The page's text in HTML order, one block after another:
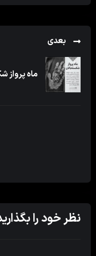
بعدی
ماه پرواز
نظر خود را